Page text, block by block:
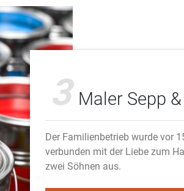
3 Maler Sepp
Der Familienbetrieb wurde vor
verbunden mit der Liebe zum
zwei Söhnen aus.